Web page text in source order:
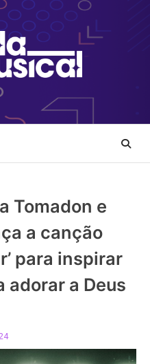
Tomadon e
a canção
para inspirar
adorar a Deus